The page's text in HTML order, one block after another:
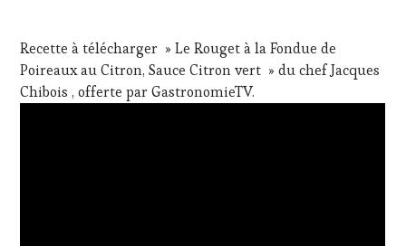
Recette à télécharger » Le Rouget à la Fondue de
Poireaux au Citron, Sauce Citron vert » du chef Jacques
Chibois , offerte par GastronomieTV.